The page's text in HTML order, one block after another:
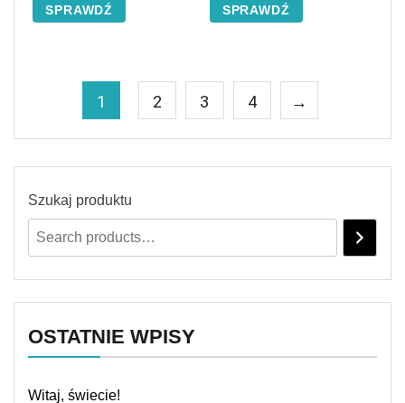
SPRAWDŹ SPRAWDŹ
1 2 3 4 →
Szukaj produktu
OSTATNIE WPISY
Witaj, świecie!